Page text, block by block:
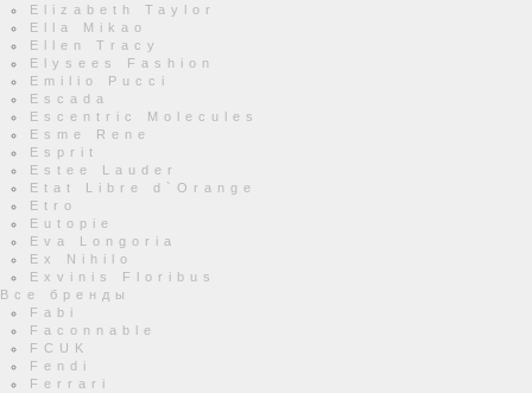
Elizabeth Taylor
Ella Mikao
Ellen Tracy
Elysees Fashion
Emilio Pucci
Escada
Escentric Molecules
Esme Rene
Esprit
Estee Lauder
Etat Libre d`Orange
Etro
Eutopie
Eva Longoria
Ex Nihilo
Exvinis Floribus
Все бренды
Fabi
Faconnable
FCUK
Fendi
Ferrari